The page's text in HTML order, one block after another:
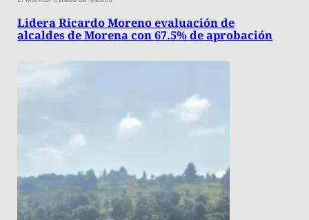
Lidera Ricardo Moreno evaluación de
alcaldes de Morena con 67.5% de aprobación